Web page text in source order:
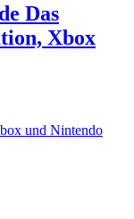
Das
Xbox
und Nintendo